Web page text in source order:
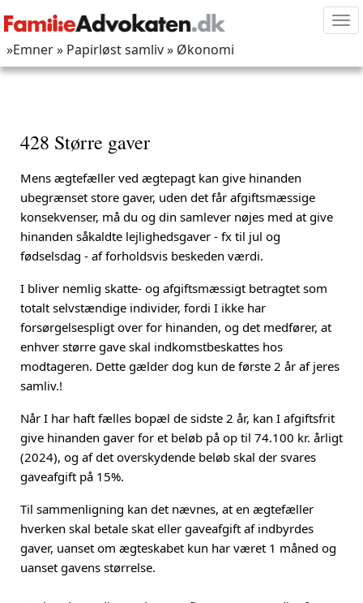
»Emner» Papirløst samliv» Økonomi
428 Større gaver
Mens ægtefæller ved ægtepagt kan give hinanden
ubegrænset store gaver, uden det får afgiftsmæssige
konsekvenser, må du og din samlever nøjes med at give
hinanden såkaldte lejlighedsgaver - fx til jul og
fødselsdag - af forholdsvis beskeden værdi.
I bliver nemlig skatte- og afgiftsmæssigt betragtet som
totalt selvstændige individer, fordi I ikke har
forsørgelsespligt over for hinanden, og det medfører, at
enhver større gave skal indkomstbeskattes hos
modtageren. Dette gælder dog kun de første 2 år af jeres
samliv.!
Når I har haft fælles bopæl de sidste 2 år, kan I afgiftsfrit
give hinanden gaver for et beløb på op til 74.100 kr. årligt
(2024), og af det overskydende beløb skal der svares
gaveafgift på 15%.
Til sammenligning kan det nævnes, at en ægtefæller
hverken skal betale skat eller gaveafgift af indbyrdes
gaver, uanset om ægteskabet kun har været 1 måned og
uanset gavens størrelse.